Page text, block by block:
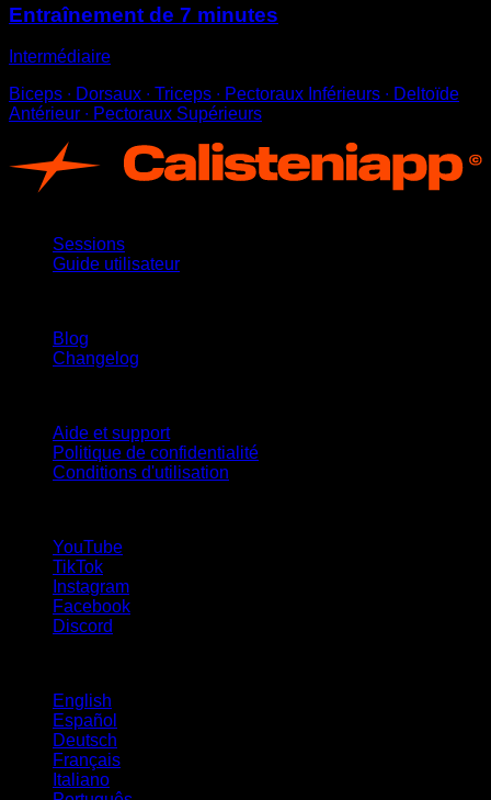
Entraînement de 7 minutes
Intermédiaire
Biceps ∙ Dorsaux ∙ Triceps ∙ Pectoraux Inférieurs ∙ Deltoïde
Antérieur ∙ Pectoraux Supérieurs
Sessions
Guide utilisateur
Blog
Changelog
Aide et support
Politique de confidentialité
Conditions d'utilisation
YouTube
TikTok
Instagram
Facebook
Discord
English
Español
Deutsch
Français
Italiano